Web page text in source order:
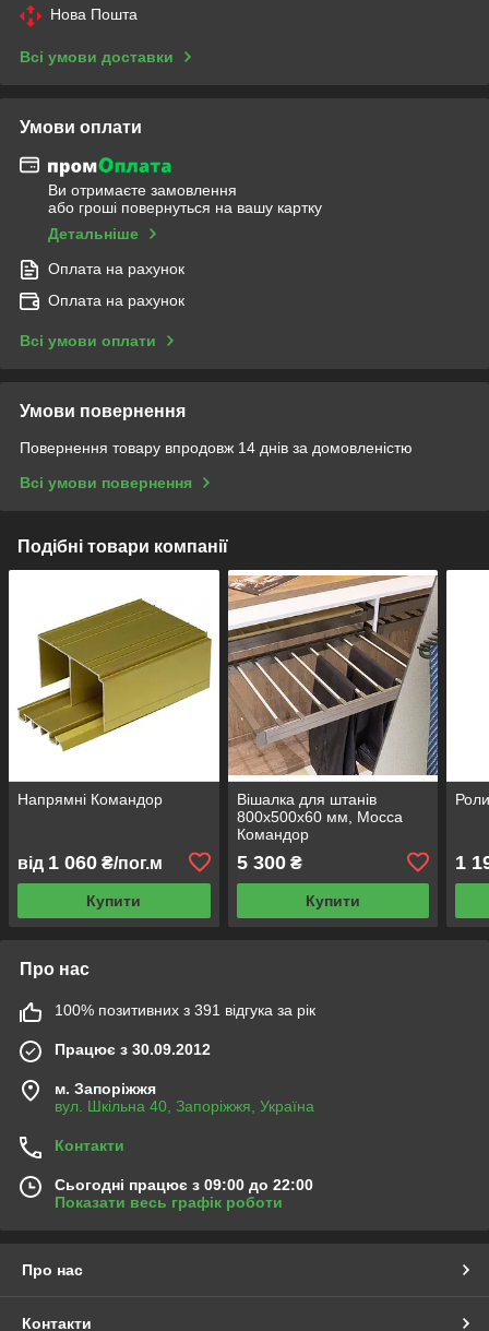
Нова Пошта
Всі умови доставки
Умови оплати
Ви отримаєте замовлення
або гроші повернуться на вашу картку
Детальніше
Оплата на рахунок
Оплата на рахунок
Всі умови оплати
Умови повернення
Повернення товару впродовж 14 днів за домовленістю
Всі умови повернення
Подібні товари компанії
Напрямні Командор
від 1 060 ₴/пог.м
Купити
Вішалка для штанів
800х500х60 мм, Mocca
Командор
5 300₴
Купити
1
Про нас
100% позитивних з 391 відгука за рік
Працює з 30.09.2012
м. Запоріжжя
вул. Шкільна 40, Запоріжжя, Україна
Контакти
Сьогодні працює з 09:00 до 22:00
Показати весь графік роботи
Про нас
Контакти